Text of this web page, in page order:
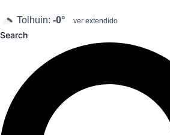
Tolhuin: -0° ver extendido
Search